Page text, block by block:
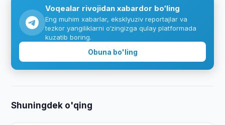
Voqealar rivojidan xabardor bo‘ling
Eng muhim xabarlar, eksklyuziv reportajlar va
tezkor yangiliklarni o‘zingizga qulay platformada
kuzatib boring.
Obuna bo'ling
Shuningdek o'qing